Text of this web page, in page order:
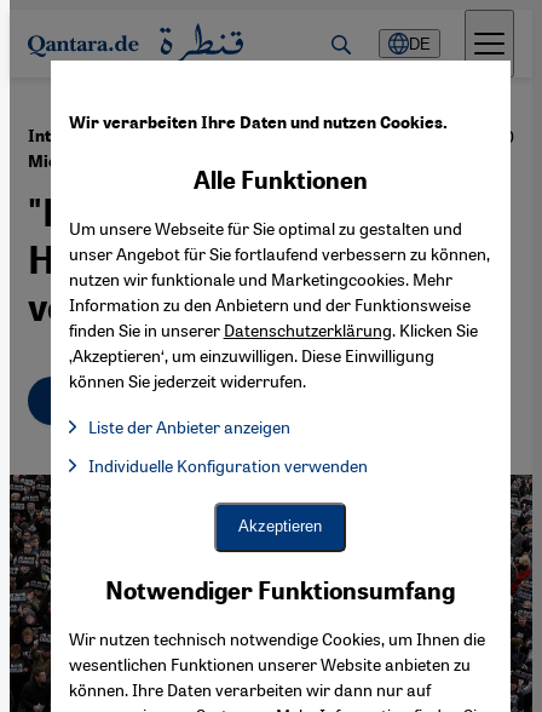
Direkt zum Inhalt springen
DE
Interview mit dem Politikwissenschaftler Hugo
Micheron
·02.09.2020
"Das Attentat auf 'Charlie
Hebdo' war wie ein
verspätetes Erwachen"
Wir verarbeiten Ihre Daten und nutzen Cookies.
Notwendiger Funktionsumfang
Wir nutzen technisch notwendige Cookies, um Ihnen die
wesentlichen Funktionen unserer Website anbieten zu
können. Ihre Daten verarbeiten wir dann nur auf
Alle Funktionen
Um unsere Webseite für Sie optimal zu gestalten und
unser Angebot für Sie fortlaufend verbessern zu können,
nutzen wir funktionale und Marketingcookies. Mehr
Information zu den Anbietern und der Funktionsweise
finden Sie in unserer Datenschutzerklärung. Klicken Sie
‚Akzeptieren‘, um einzuwilligen. Diese Einwilligung
können Sie jederzeit widerrufen.
Liste der Anbieter anzeigen
Facebook Embed / Facebook Connect, Google Maps Embed,
Facebook Embed / Facebook Connect
Google Maps Embed
Individuelle Konfiguration verwenden
Akzeptieren